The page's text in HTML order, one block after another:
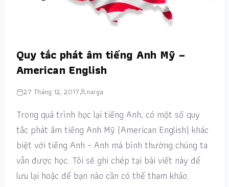
Quy tắc phát âm tiếng Anh Mỹ –
American English
27 Tháng 12, 2017 narga
Trong quá trình học lại tiếng Anh, có một số quy
tắc phát âm tiếng Anh Mỹ (American English) khác
biệt với tiếng Anh – Anh mà bình thường chúng ta
vẫn được học. Tôi sẽ ghi chép tại bài viết này để
lưu lại hoặc để bạn nào cần có thể tham khảo.